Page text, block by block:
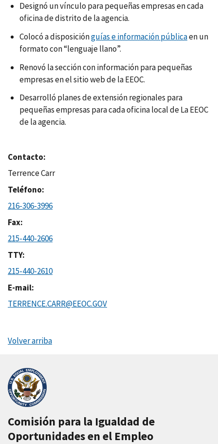
Designó un vínculo para pequeñas empresas en cada
oficina de distrito de la agencia.
Colocó a disposiciónguías e información públicaen un
formato con “lenguaje llano”.
Renovó la sección con información para pequeñas
empresas en el sitio web de la EEOC.
Desarrolló planes de extensión regionales para
pequeñas empresas para cada oficina local de La EEOC
de la agencia.
Contacto
Terrence Carr
Teléfono
216-306-3996
Fax
215-440-2606
TTY
215-440-2610
E-mail
TERRENCE.CARR@EEOC.GOV
Volver arriba
Comisión para la Igualdad de
Oportunidades en el Empleo